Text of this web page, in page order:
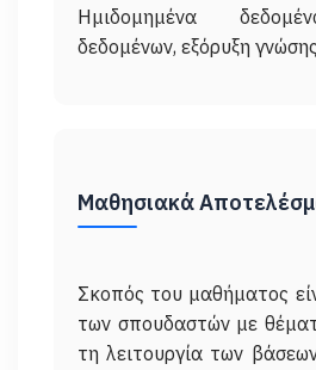
Ημιδομημένα
Μαθησιακά
Σκοπός του μαθήματος
των σπουδαστών με
τη λειτουργία των